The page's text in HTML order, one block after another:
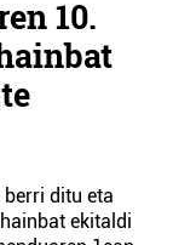
10.
berri ditu eta
ekitaldi